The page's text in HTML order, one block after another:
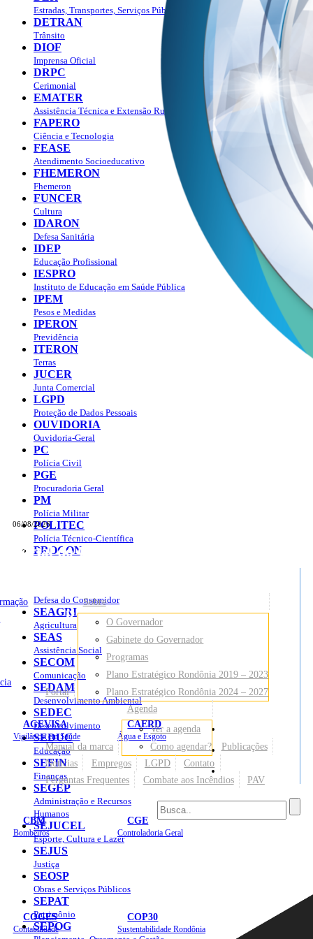
06/08/2026
Portal do Governo do
Rondônia
AGEVISA
Vigilância em Saúde
CAERD
Água e Esgoto
CBM
Bombeiros
CGE
Controladoria Geral
COGES
Contabilidade
COP30
Sustentabilidade Rondônia
Sites
Portal
Sobre
O Governador
Gabinete do Governador
Programas
Plano Estratégico Rondônia 2019 – 2023
Plano Estratégico Rondônia 2024 – 2027
Manual da marca
Agenda
Ver a agenda
Como agendar?
Publicações
Notícias
Empregos LGPD
Contato
Perguntas Frequentes
Combate aos Incêndios PAV
Estradas, Transportes, Serviços Públicos
DETRAN
Trânsito
DIOF
Imprensa Oficial
DRPC
Cerimonial
EMATER
Assistência Técnica e Extensão Rural
FAPERO
Ciência e Tecnologia
FEASE
Atendimento Socioeducativo
FHEMERON
Fhemeron
FUNCER
Cultura
IDARON
Defesa Sanitária
IDEP
Educação Profissional
IESPRO
Instituto de Educação em Saúde Pública
IPEM
Pesos e Medidas
IPERON
Previdência
ITERON
Terras
JUCER
Junta Comercial
LGPD
Proteção de Dados Pessoais
OUVIDORIA
Ouvidoria-Geral
PC
Polícia Civil
PGE
Procuradoria Geral
PM
Polícia Militar
POLITEC
Polícia Técnico-Científica
PROCON
Defesa do Consumidor
SEAGRI
Agricultura
SEAS
Assistência Social
SECOM
Comunicação
SEDAM
Desenvolvimento Ambiental
SEDEC
Desenvolvimento
SEDUC
Educação
SEFIN
Finanças
SEGEP
Administração e Recursos
Humanos
SEJUCEL
Esporte, Cultura e Lazer
SEJUS
Justiça
SEOSP
Obras e Serviços Públicos
SEPAT
Patrimônio
SEPOG